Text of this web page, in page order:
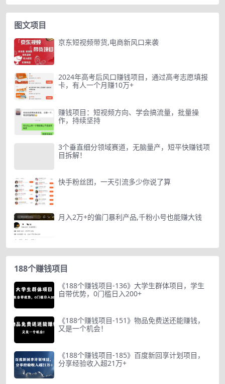
图文项目
京东短视频带货,电商新风口来袭
2024年高考后风口赚钱项目，通过高考志愿填报
卡，有人一个月赚10万+
赚钱项目：短视频方向、学会搞流量，批量操
作，持续坚持
3个垂直细分领域赛道，无脑量产，短平快赚钱项
目拆解！
快手粉丝团，一天引流多少你说了算
月入2万+的偏门暴利产品,千粉小号也能赚大钱
188个赚钱项目
《188个赚钱项目-136》大学生群体项目，学生
自带优势，0门槛日入200+
《188个赚钱项目-151》物品免费送还能赚钱，
又是一个机会！
《188个赚钱项目-185》百度新回享计划项目，
分享经验收入超21万+